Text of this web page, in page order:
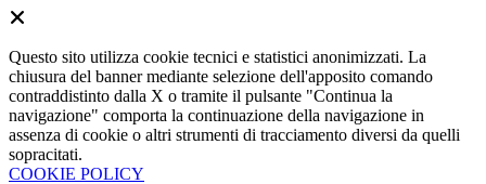
Questo sito utilizza cookie tecnici e statistici anonimizzati. La
chiusura del banner mediante selezione dell'apposito comando
contraddistinto dalla X o tramite il pulsante "Continua la
navigazione" comporta la continuazione della navigazione in
assenza di cookie o altri strumenti di tracciamento diversi da quelli
sopracitati.
COOKIE POLICY